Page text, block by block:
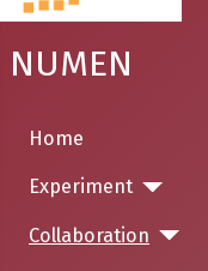
NUMEN
Home
Experiment
Collaboration